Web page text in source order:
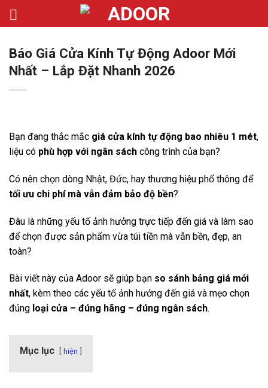
Bỏ
qua
dung
Báo Giá Cửa Kính Tự Động Adoor Mới
Nhất – Lắp Đặt Nhanh 2026
Bạn đang thắc mắc giá cửa kính tự động bao nhiêu 1 mét,
liệu có phù hợp với ngân sách công trình của bạn?
Có nên chọn dòng Nhật, Đức, hay thương hiệu phổ thông để
tối ưu chi phí mà vẫn đảm bảo độ bền?
Đâu là những yếu tố ảnh hưởng trực tiếp đến giá và làm sao
để chọn được sản phẩm vừa túi tiền mà vẫn bền, đẹp, an
toàn?
Bài viết này của Adoor sẽ giúp bạn so sánh bảng giá mới
nhất, kèm theo các yếu tố ảnh hưởng đến giá và mẹo chọn
đúng loại cửa – đúng hãng – đúng ngân sách.
Mục lục hiện